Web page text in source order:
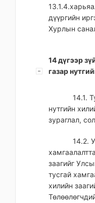
дүүргийн
Хурлын
14 дүгээр
газар
14.1.
нутгийн
зураглал,
14.2.
заагийг
тусгай
хилийн